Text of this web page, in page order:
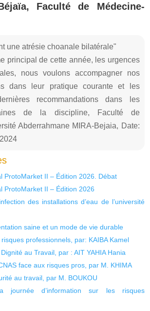
Faculté de Médecine-
une atrésie choanale bilatérale"
principal de cette année, les urgences
nous voulons accompagner nos
dans leur pratique courante et les
recommandations dans les
de la discipline, Faculté de
Abderrahmane MIRA-Bejaia, Date:
ProtoMarket II – Édition 2026. Débat
ProtoMarket II – Édition 2026
des installations d’eau de l’université
saine et un mode de vie durable
professionnels, par: KAIBA Kamel
au Travail, par : AIT YAHIA Hania
face aux risques pros, par M. KHIMA
au travail, par M. BOUKOU
journée d’information sur les risques